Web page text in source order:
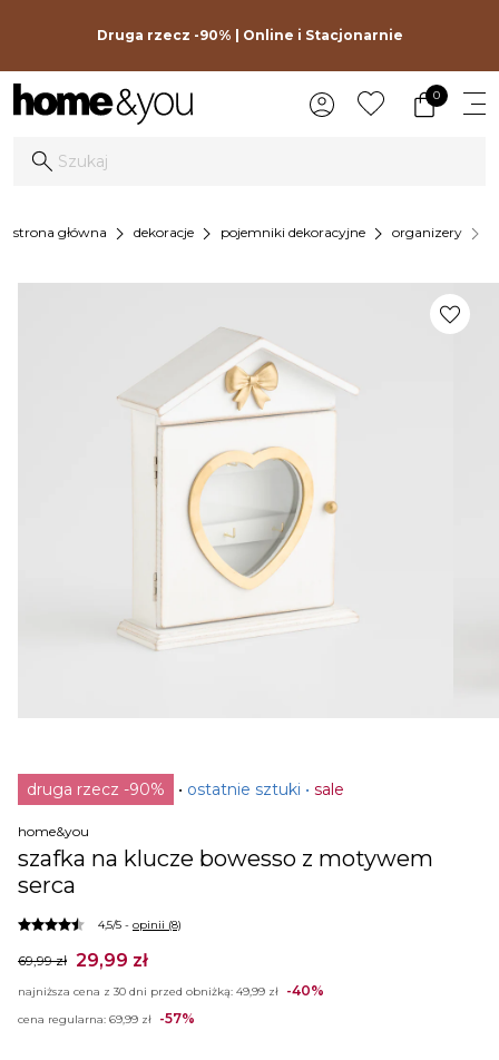
Druga rzecz -90% | Online i Stacjonarnie
0
strona główna chevron_right dekoracje chevron_right pojemniki dekoracyjne chevron_right organizery chevron_right
druga rzecz -90% ostatnie sztuki sale
home&you
szafka na klucze bowesso z motywem
serca
4,5/5 - opinii (8)
69,99 zł 29,99 zł
najniższa cena z 30 dni przed obniżką: 49,99 zł -40%
cena regularna: 69,99 zł -57%
favorite